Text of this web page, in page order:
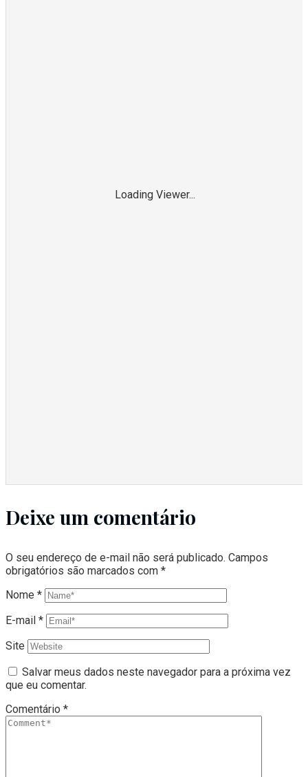
Loading Viewer...
Deixe um comentário
O seu endereço de e-mail não será publicado. Campos
obrigatórios são marcados com *
Nome *
E-mail *
Site
Salvar meus dados neste navegador para a próxima vez
que eu comentar.
Comentário *